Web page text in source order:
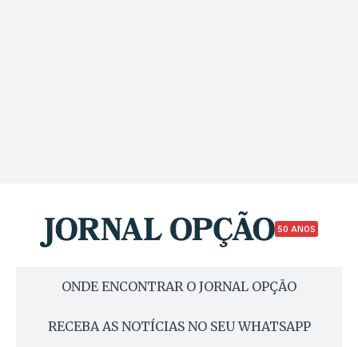
50 ANOS
ONDE ENCONTRAR O JORNAL OPÇÃO
RECEBA AS NOTÍCIAS NO SEU WHATSAPP